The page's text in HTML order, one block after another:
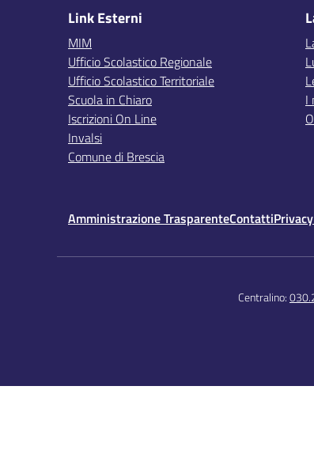
Link Esterni
MIM
Ufficio Scolastico Regionale
Ufficio Scolastico Territoriale
Scuola in Chiaro
Iscrizioni On Line
Invalsi
Comune di Brescia
I
Amministrazione TrasparenteContatti
Centralino: